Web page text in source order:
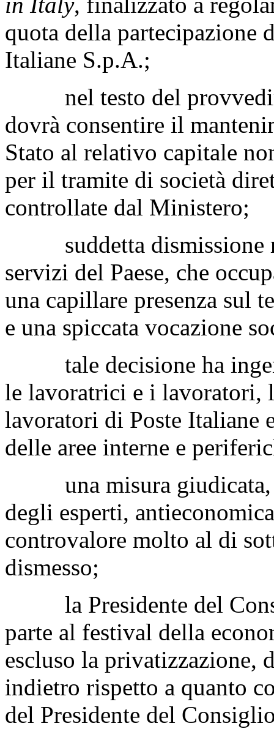
quota della partecipazione
Italiane S.p.A.;
nel testo del
dovrà consentire il
Stato al relativo capitale
per il tramite di società
controllate dal Ministero;
suddetta dismissione
servizi del Paese, che
una capillare presenza sul
e una spiccata vocazione
tale decisione ha
le lavoratrici e i lavoratori,
lavoratori di Poste Italiane
delle aree interne e
una misura giudicata,
degli esperti,
controvalore molto al di
dismesso;
la Presidente del
parte al festival della
escluso la privatizzazione,
indietro rispetto a quanto
del Presidente del